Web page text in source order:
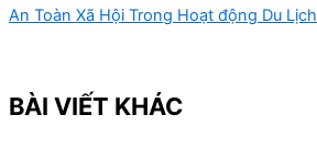
An Toàn Xã Hội Trong Hoạt động Du Lịch
BÀI VIẾT KHÁC